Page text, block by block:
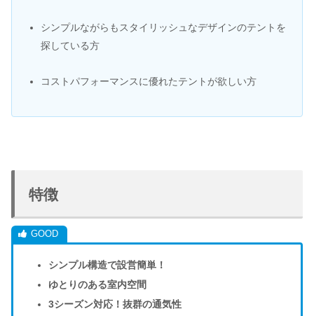
シンプルながらもスタイリッシュなデザインのテントを
探している方
コストパフォーマンスに優れたテントが欲しい方
特徴
シンプル構造で設営簡単！
ゆとりのある室内空間
3シーズン対応！抜群の通気性